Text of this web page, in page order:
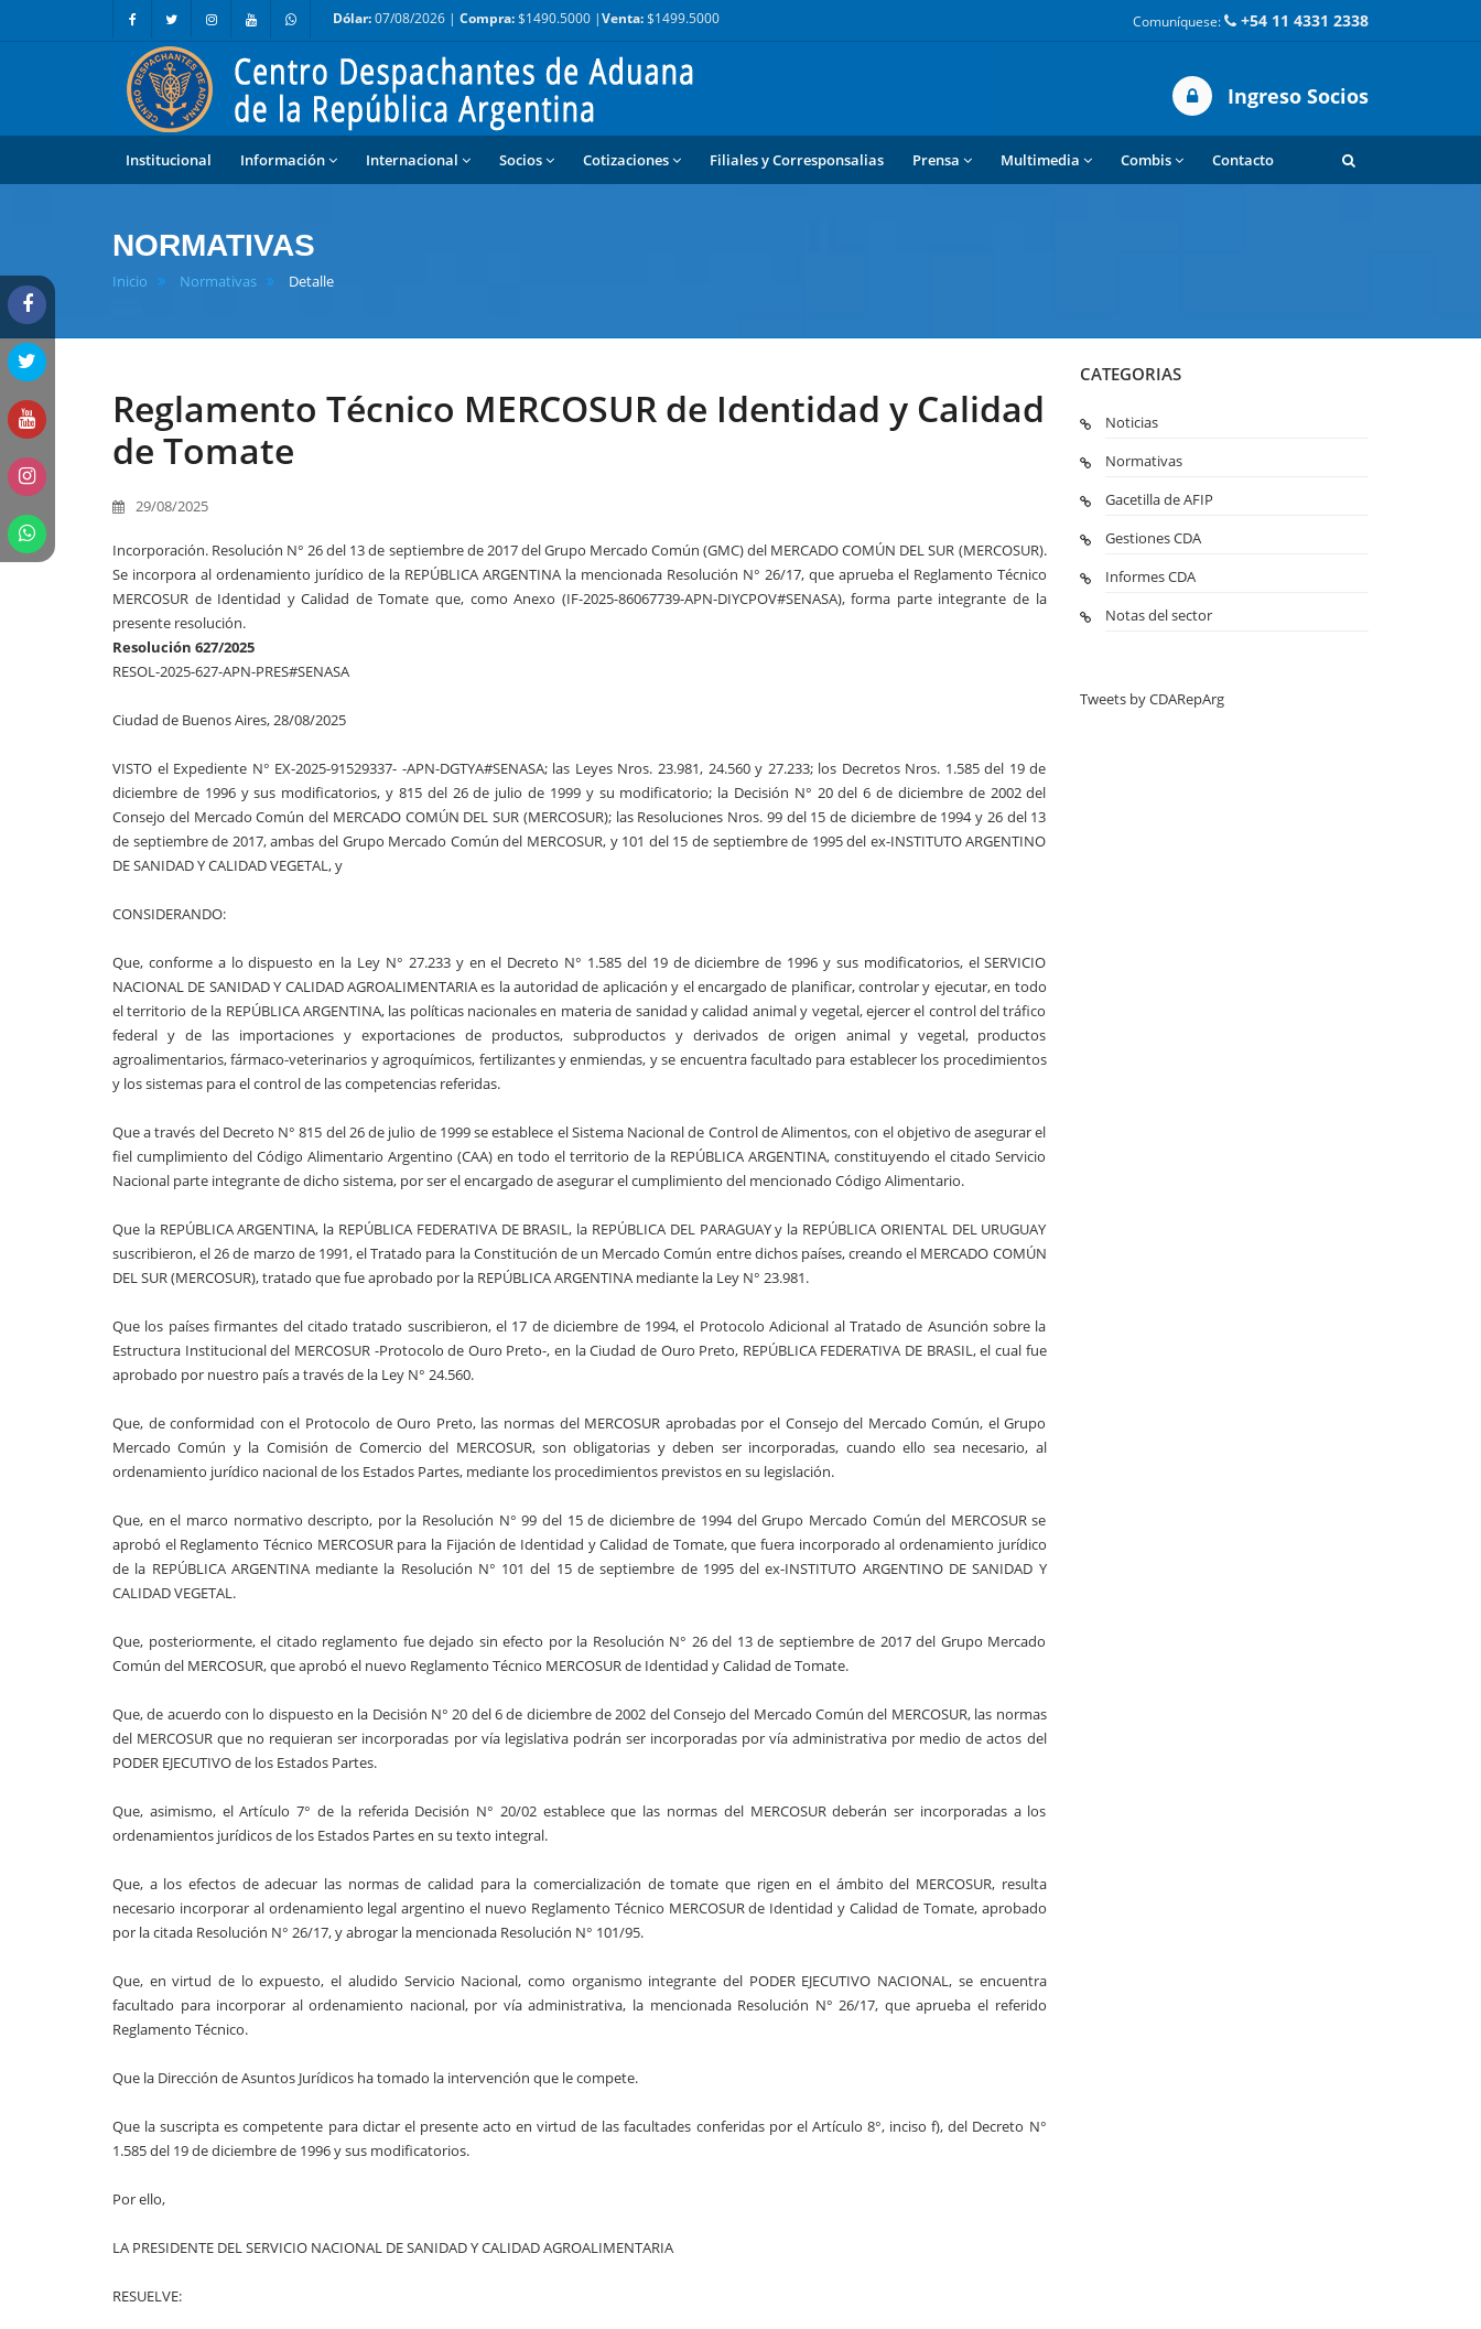
Dólar:07/08/2026 | Compra:$1490.5000 |Venta:$1499.5000 Comuníquese: +54 11 4331 2338
Ingreso Socios
Institucional Información Internacional Socios Cotizaciones Filiales y Corresponsalias Prensa Multimedia Combis Contacto
NORMATIVAS
Inicio Normativas Detalle
Reglamento Técnico MERCOSUR de Identidad y Calidad
de Tomate
29/08/2025
Incorporación. Resolución N° 26 del 13 de septiembre de 2017 del Grupo Mercado Común (GMC) del MERCADO COMÚN DEL SUR (MERCOSUR).
Se incorpora al ordenamiento jurídico de la REPÚBLICA ARGENTINA la mencionada Resolución N° 26/17, que aprueba el Reglamento Técnico
MERCOSUR de Identidad y Calidad de Tomate que, como Anexo (IF-2025-86067739-APN-DIYCPOV#SENASA), forma parte integrante de la
presente resolución.
Resolución 627/2025
RESOL-2025-627-APN-PRES#SENASA
Ciudad de Buenos Aires, 28/08/2025
VISTO el Expediente N° EX-2025-91529337- -APN-DGTYA#SENASA; las Leyes Nros. 23.981, 24.560 y 27.233; los Decretos Nros. 1.585 del 19 de
diciembre de 1996 y sus modificatorios, y 815 del 26 de julio de 1999 y su modificatorio; la Decisión N° 20 del 6 de diciembre de 2002 del
Consejo del Mercado Común del MERCADO COMÚN DEL SUR (MERCOSUR); las Resoluciones Nros. 99 del 15 de diciembre de 1994 y 26 del 13
de septiembre de 2017, ambas del Grupo Mercado Común del MERCOSUR, y 101 del 15 de septiembre de 1995 del ex-INSTITUTO ARGENTINO
DE SANIDAD Y CALIDAD VEGETAL, y
CONSIDERANDO:
Que, conforme a lo dispuesto en la Ley N° 27.233 y en el Decreto N° 1.585 del 19 de diciembre de 1996 y sus modificatorios, el SERVICIO
NACIONAL DE SANIDAD Y CALIDAD AGROALIMENTARIA es la autoridad de aplicación y el encargado de planificar, controlar y ejecutar, en todo
el territorio de la REPÚBLICA ARGENTINA, las políticas nacionales en materia de sanidad y calidad animal y vegetal, ejercer el control del tráfico
federal y de las importaciones y exportaciones de productos, subproductos y derivados de origen animal y vegetal, productos
agroalimentarios, fármaco-veterinarios y agroquímicos, fertilizantes y enmiendas, y se encuentra facultado para establecer los procedimientos
y los sistemas para el control de las competencias referidas.
Que a través del Decreto N° 815 del 26 de julio de 1999 se establece el Sistema Nacional de Control de Alimentos, con el objetivo de asegurar el
fiel cumplimiento del Código Alimentario Argentino (CAA) en todo el territorio de la REPÚBLICA ARGENTINA, constituyendo el citado Servicio
Nacional parte integrante de dicho sistema, por ser el encargado de asegurar el cumplimiento del mencionado Código Alimentario.
Que la REPÚBLICA ARGENTINA, la REPÚBLICA FEDERATIVA DE BRASIL, la REPÚBLICA DEL PARAGUAY y la REPÚBLICA ORIENTAL DEL URUGUAY
suscribieron, el 26 de marzo de 1991, el Tratado para la Constitución de un Mercado Común entre dichos países, creando el MERCADO COMÚN
DEL SUR (MERCOSUR), tratado que fue aprobado por la REPÚBLICA ARGENTINA mediante la Ley N° 23.981.
Que los países firmantes del citado tratado suscribieron, el 17 de diciembre de 1994, el Protocolo Adicional al Tratado de Asunción sobre la
Estructura Institucional del MERCOSUR -Protocolo de Ouro Preto-, en la Ciudad de Ouro Preto, REPÚBLICA FEDERATIVA DE BRASIL, el cual fue
aprobado por nuestro país a través de la Ley N° 24.560.
Que, de conformidad con el Protocolo de Ouro Preto, las normas del MERCOSUR aprobadas por el Consejo del Mercado Común, el Grupo
Mercado Común y la Comisión de Comercio del MERCOSUR, son obligatorias y deben ser incorporadas, cuando ello sea necesario, al
ordenamiento jurídico nacional de los Estados Partes, mediante los procedimientos previstos en su legislación.
Que, en el marco normativo descripto, por la Resolución N° 99 del 15 de diciembre de 1994 del Grupo Mercado Común del MERCOSUR se
aprobó el Reglamento Técnico MERCOSUR para la Fijación de Identidad y Calidad de Tomate, que fuera incorporado al ordenamiento jurídico
de la REPÚBLICA ARGENTINA mediante la Resolución N° 101 del 15 de septiembre de 1995 del ex-INSTITUTO ARGENTINO DE SANIDAD Y
CALIDAD VEGETAL.
Que, posteriormente, el citado reglamento fue dejado sin efecto por la Resolución N° 26 del 13 de septiembre de 2017 del Grupo Mercado
Común del MERCOSUR, que aprobó el nuevo Reglamento Técnico MERCOSUR de Identidad y Calidad de Tomate.
Que, de acuerdo con lo dispuesto en la Decisión N° 20 del 6 de diciembre de 2002 del Consejo del Mercado Común del MERCOSUR, las normas
del MERCOSUR que no requieran ser incorporadas por vía legislativa podrán ser incorporadas por vía administrativa por medio de actos del
PODER EJECUTIVO de los Estados Partes.
Que, asimismo, el Artículo 7° de la referida Decisión N° 20/02 establece que las normas del MERCOSUR deberán ser incorporadas a los
ordenamientos jurídicos de los Estados Partes en su texto integral.
Que, a los efectos de adecuar las normas de calidad para la comercialización de tomate que rigen en el ámbito del MERCOSUR, resulta
necesario incorporar al ordenamiento legal argentino el nuevo Reglamento Técnico MERCOSUR de Identidad y Calidad de Tomate, aprobado
por la citada Resolución N° 26/17, y abrogar la mencionada Resolución N° 101/95.
Que, en virtud de lo expuesto, el aludido Servicio Nacional, como organismo integrante del PODER EJECUTIVO NACIONAL, se encuentra
facultado para incorporar al ordenamiento nacional, por vía administrativa, la mencionada Resolución N° 26/17, que aprueba el referido
Reglamento Técnico.
Que la Dirección de Asuntos Jurídicos ha tomado la intervención que le compete.
Que la suscripta es competente para dictar el presente acto en virtud de las facultades conferidas por el Artículo 8°, inciso f), del Decreto N°
1.585 del 19 de diciembre de 1996 y sus modificatorios.
Por ello,
LA PRESIDENTE DEL SERVICIO NACIONAL DE SANIDAD Y CALIDAD AGROALIMENTARIA
RESUELVE:
CATEGORIAS
Noticias
Normativas
Gacetilla de AFIP
Gestiones CDA
Informes CDA
Notas del sector
Tweets by CDARepArg